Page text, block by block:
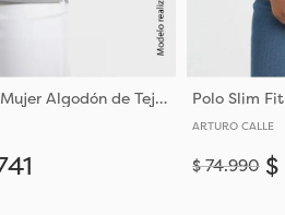
Polo Slim Fit Para Mujer Algodón de Tejido de Punto
ARTURO CALLE
$ 74.990 $